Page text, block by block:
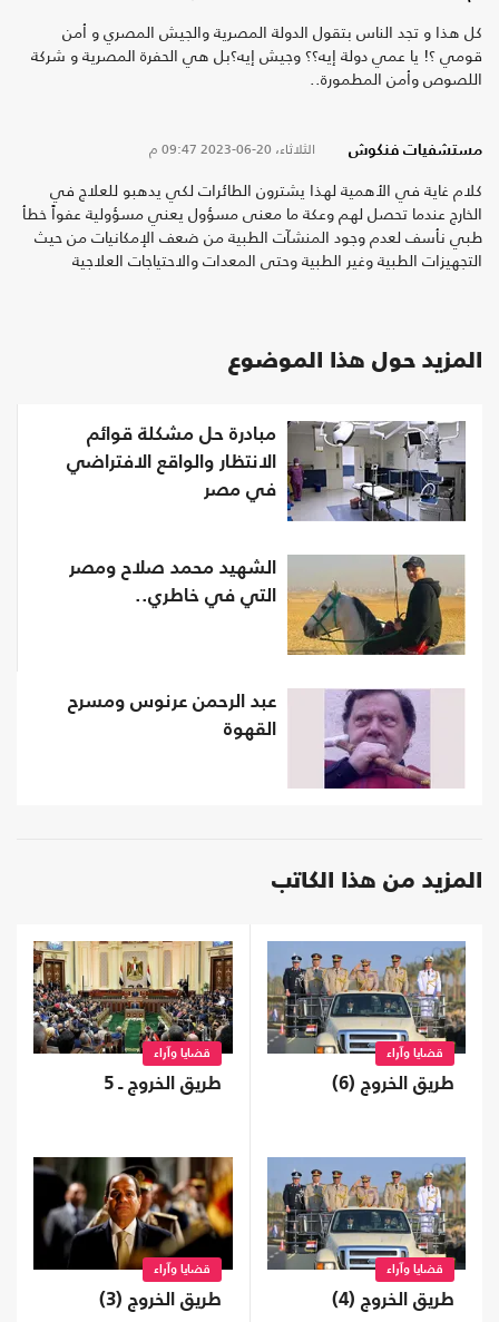
كل هذا و تجد الناس بتقول الدولة المصرية والجيش المصري و أمن
قومي ؟! يا عمي دولة إيه؟؟ وجيش إيه؟بل هي الحفرة المصرية و شركة
اللصوص وأمن المطمورة..
مستشفيات فنكوش الثلاثاء، 20-06-2023 09:47 م
كلام غاية في الأهمية لهذا يشترون الطائرات لكي يدهبو للعلاج في
الخارج عندما تحصل لهم وعكة ما معنى مسؤول يعني مسؤولية عفواً خطأ
طبي نأسف لعدم وجود المنشآت الطبية من ضعف الإمكانيات من حيث
التجهيزات الطبية وغير الطبية وحتى المعدات والاحتياجات العلاجية
المزيد حول هذا الموضوع
مبادرة حل مشكلة قوائم
الانتظار والواقع الافتراضي
في مصر
الشهيد محمد صلاح ومصر
التي في خاطري..
عبد الرحمن عرنوس ومسرح
القهوة
المزيد من هذا الكاتب
قضايا وآراء
طريق الخروج (6)
قضايا وآراء
طريق الخروج ـ 5
قضايا وآراء
طريق الخروج (4)
قضايا وآراء
طريق الخروج (3)